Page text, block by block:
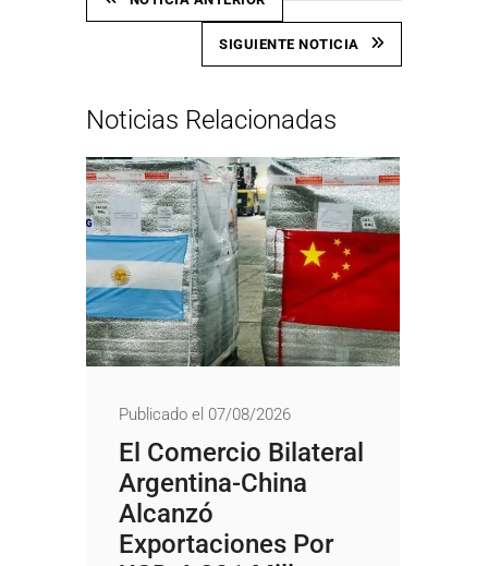
SIGUIENTE NOTICIA
Noticias Relacionadas
Publicado el 07/08/2026
El Comercio Bilateral
Argentina-China
Alcanzó
Exportaciones Por